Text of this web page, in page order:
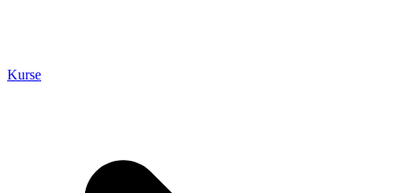
Kurse